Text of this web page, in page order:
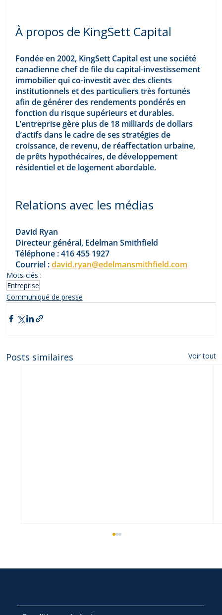
À propos de KingSett Capital
Fondée en 2002, KingSett Capital est une société
canadienne chef de file du capital-investissement
immobilier qui co-investit avec des clients
institutionnels et des particuliers très fortunés
afin de générer des rendements pondérés en
fonction du risque supérieurs et durables.
L’entreprise gère plus de 18 milliards de dollars
d’actifs dans le cadre de ses stratégies de
croissance, de revenu, de réaffectation urbaine,
de prêts hypothécaires, de développement
résidentiel et de logement abordable.
Relations avec les médias
David Ryan
Directeur général, Edelman Smithfield
Téléphone : 416 455 1927
Courriel : david.ryan@edelmansmithfield.com
Mots-clés :
Entreprise
Communiqué de presse
Posts similaires Voir tout